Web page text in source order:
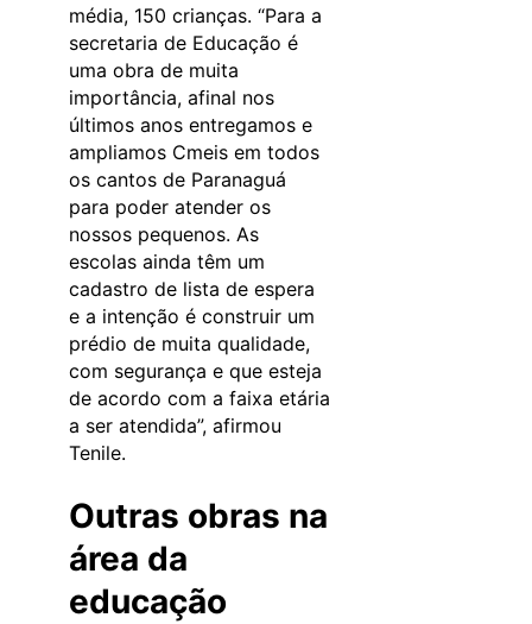
média, 150 crianças. “Para a
secretaria de Educação é
uma obra de muita
importância, afinal nos
últimos anos entregamos e
ampliamos Cmeis em todos
os cantos de Paranaguá
para poder atender os
nossos pequenos. As
escolas ainda têm um
cadastro de lista de espera
e a intenção é construir um
prédio de muita qualidade,
com segurança e que esteja
de acordo com a faixa etária
a ser atendida”, afirmou
Tenile.
Outras obras na
área da
educação